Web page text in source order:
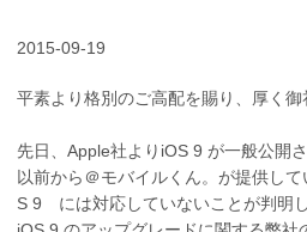
2015-09-19
平素より格別のご高配を賜り、厚く御
先日、Apple社よりiOS 9 が一般公開さ
以前から＠モバイルくん。が提供し
S 9 には対応していないことが判明し